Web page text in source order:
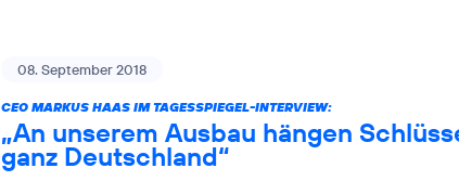
08. September 2018
CEO MARKUS HAAS IM TAGESSPIEGEL-INTERVIEW:
„An unserem Ausbau hängen
ganz Deutschland“